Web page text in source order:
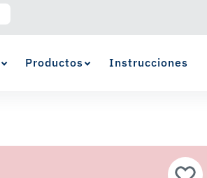
Productos Instrucciones